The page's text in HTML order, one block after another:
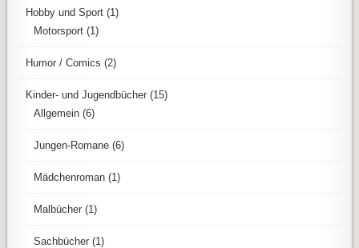
Hobby und Sport (1)
Motorsport (1)
Humor / Comics (2)
Kinder- und Jugendbücher (15)
Allgemein (6)
Jungen-Romane (6)
Mädchenroman (1)
Malbücher (1)
Sachbücher (1)